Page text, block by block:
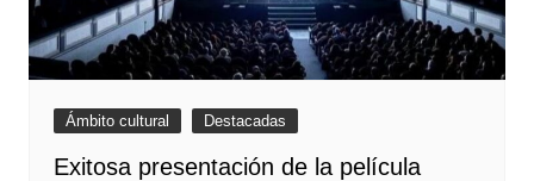
Ámbito cultural Destacadas
Exitosa presentación de la película